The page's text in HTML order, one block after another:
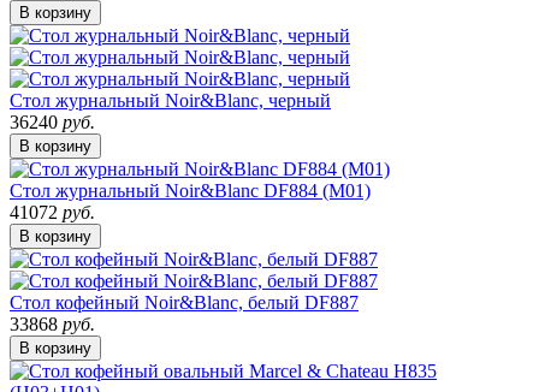
В корзину
Стол журнальный Noir&Blanc, черный
36240 руб.
В корзину
Стол журнальный Noir&Blanc DF884 (M01)
41072 руб.
В корзину
Стол кофейный Noir&Blanc, белый DF887
33868 руб.
В корзину